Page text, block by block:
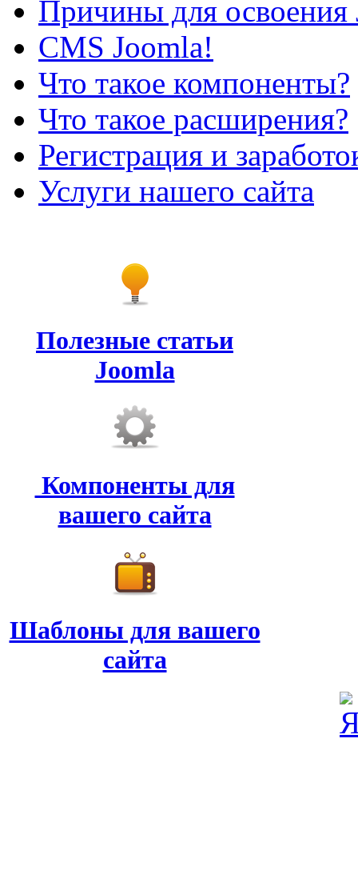
Причины для освоения
CMS Joomla!
Что такое компоненты?
Что такое расширения?
Регистрация и
Услуги нашего сайта
Полезные статьи
Joomla
Компоненты для
вашего сайта
Шаблоны для вашего
сайта